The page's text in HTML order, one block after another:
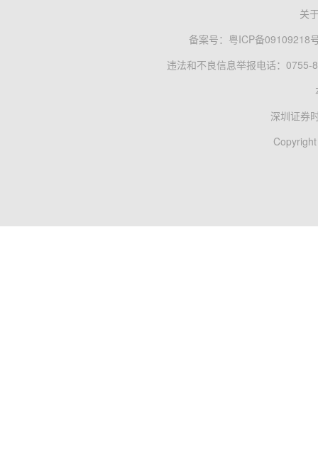
关
备案号： 粤ICP备09109218
违法和不良信息举报电话：0755-
深圳证券